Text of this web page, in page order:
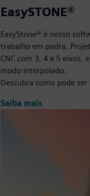
EasySTONE®
EasyStone® é nosso
trabalho em pedra.
CNC com 3, 4 e 5 eixos,
modo interpolado.
Descubra como pode
Saiba mais